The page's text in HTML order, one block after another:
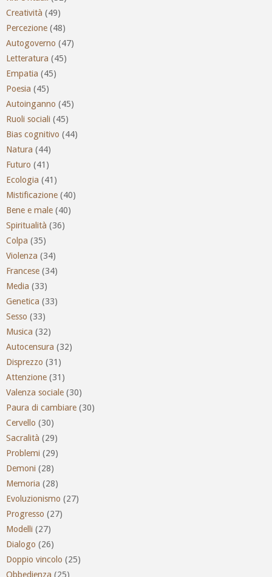
Creatività (49)
Percezione (48)
Autogoverno (47)
Letteratura (45)
Empatia (45)
Poesia (45)
Autoinganno (45)
Ruoli sociali (45)
Bias cognitivo (44)
Natura (44)
Futuro (41)
Ecologia (41)
Mistificazione (40)
Bene e male (40)
Spiritualità (36)
Colpa (35)
Violenza (34)
Francese (34)
Media (33)
Genetica (33)
Sesso (33)
Musica (32)
Autocensura (32)
Disprezzo (31)
Attenzione (31)
Valenza sociale (30)
Paura di cambiare (30)
Cervello (30)
Sacralità (29)
Problemi (29)
Demoni (28)
Memoria (28)
Evoluzionismo (27)
Progresso (27)
Modelli (27)
Dialogo (26)
Doppio vincolo (25)
Obbedienza (25)